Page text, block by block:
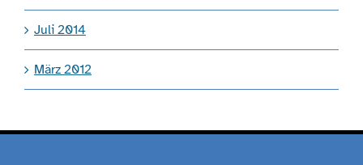
Juli 2014
März 2012